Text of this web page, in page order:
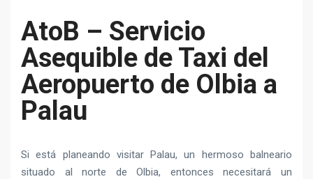
AtoB – Servicio
Asequible de Taxi del
Aeropuerto de Olbia a
Palau
Si está planeando visitar Palau, un hermoso balneario
situado al norte de Olbia, entonces necesitará un